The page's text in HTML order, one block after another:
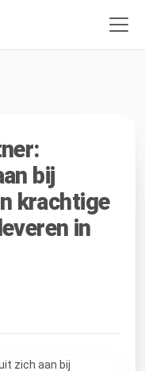
bij
krachtige
in